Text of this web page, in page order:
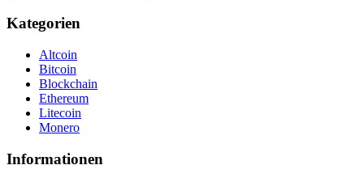
Kategorien
Altcoin
Bitcoin
Blockchain
Ethereum
Litecoin
Monero
Informationen